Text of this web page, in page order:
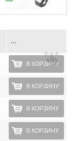
...
В КОРЗИНУ
В КОРЗИНУ
В КОРЗИНУ
В КОРЗИНУ